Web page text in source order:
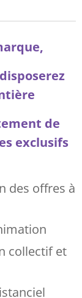
de
exclusifs
des offres à
collectif et